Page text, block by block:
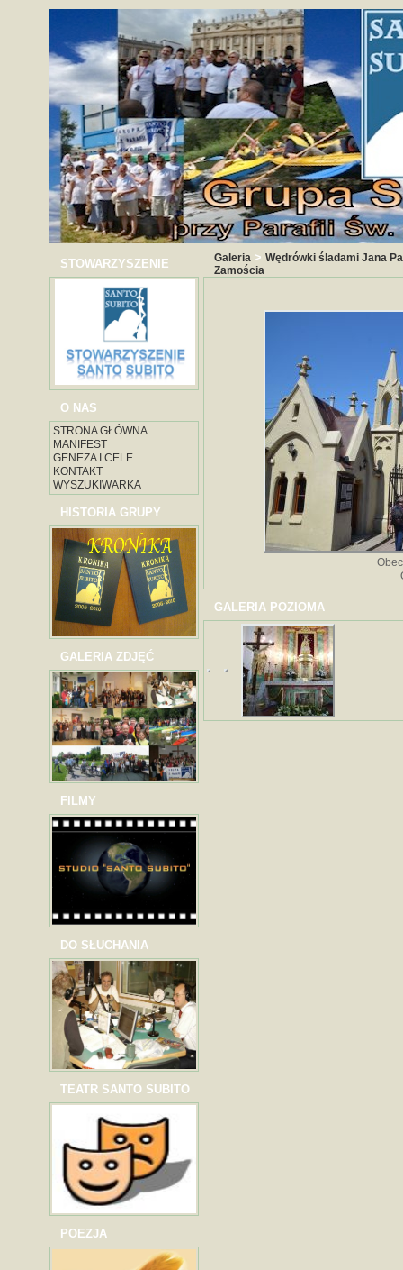
STOWARZYSZENIE
O NAS
STRONA GŁÓWNA
MANIFEST
GENEZA I CELE
KONTAKT
WYSZUKIWARKA
HISTORIA GRUPY
GALERIA ZDJĘĆ
FILMY
DO SŁUCHANIA
TEATR SANTO SUBITO
POEZJA
Galeria > Wędrówki śladami Jana
Zamościa
GALERIA POZIOMA